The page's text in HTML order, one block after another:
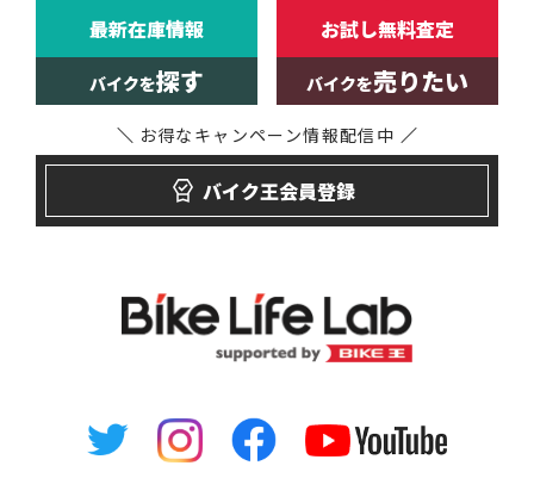
最新在庫情報
バイクを探す
お試し無料査定
バイクを売りたい
バイク王会員登録
お得なキャンペーン情報配信中